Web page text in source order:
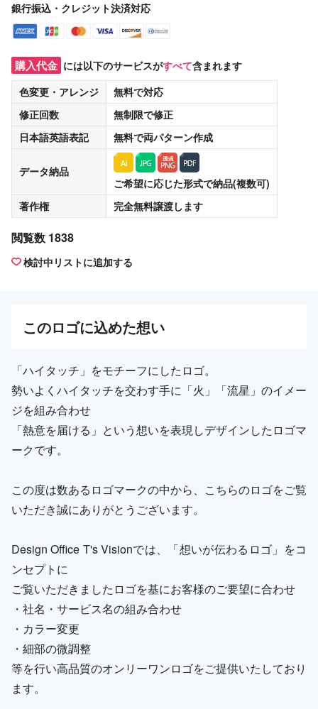
銀行振込・クレジット決済対応
購入代金 には以下のサービスがすべて含まれます
色変更・アレンジ
無料で対応
修正回数
無制限で修正
日本語英語表記
無料で両パターン作成
データ納品
ご希望に応じた形式で納品(複数可)
著作権
完全無料譲渡します
閲覧数 1838
検討中リストに追加する
このロゴに込めた想い
「ハイタッチ」をモチーフにしたロゴ。
勢いよくハイタッチを交わす手に「火」「流星」のイメー
ジを組み合わせ
「熱意を届ける」という想いを表現しデザインしたロゴマ
ークです。
この度は数あるロゴマークの中から、こちらのロゴをご覧
いただき誠にありがとうございます。
Design Office T's Visionでは、「想いが伝わるロゴ」をコ
ンセプトに
ご覧いただきましたロゴを基にお客様のご要望に合わせ
・社名・サービス名の組み合わせ
・カラー変更
・細部の微調整
等を行い高品質のオンリーワンロゴをご提供いたしており
ます。